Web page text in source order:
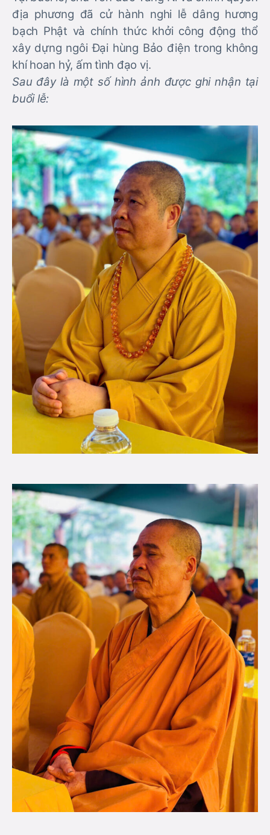
địa phương đã cử hành nghi lễ dâng hương
bạch Phật và chính thức khởi công động thổ
xây dựng ngôi Đại hùng Bảo điện trong không
khí hoan hỷ, ấm tình đạo vị.
Sau đây là một số hình ảnh được ghi nhận tại
buổi lễ: